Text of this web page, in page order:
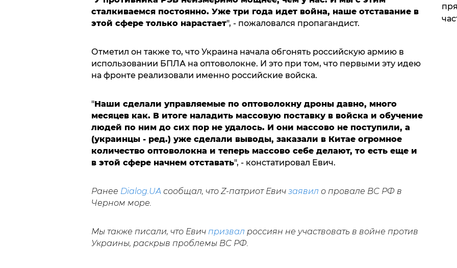
сталкиваемся постоянно. Уже три года идет война, наше отставание в
этой сфере только нарастает", - пожаловался пропагандист.
Отметил он также то, что Украина начала обгонять российскую армию в
использовании БПЛА на оптоволокне. И это при том, что первыми эту идею
на фронте реализовали именно российские войска.
"Наши сделали управляемые по оптоволокну дроны давно, много
месяцев как. В итоге наладить массовую поставку в войска и обучение
людей по ним до сих пор не удалось. И они массово не поступили, а
(украинцы - ред.) уже сделали выводы, заказали в Китае огромное
количество оптоволокна и теперь массово себе делают, то есть еще и
в этой сфере начнем отставать", - констатировал Евич.
Ранее Dialog.UAсообщал, что Z-патриот Евич заявил о провале ВС РФ в
Черном море.
Мы также писали, что Евич призвал россиян не участвовать в войне против
Украины, раскрыв проблемы ВС РФ.